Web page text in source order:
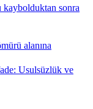
sonra
alanına
Usulsüzlük ve